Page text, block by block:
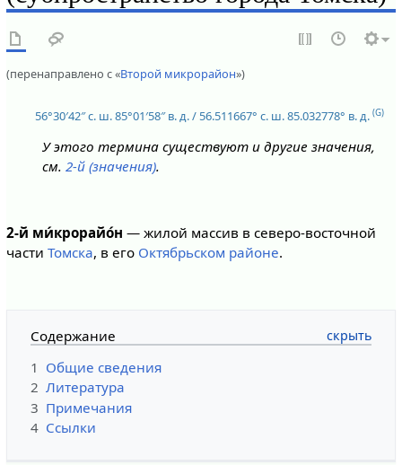
(перенаправлено с «Второй микрорайон»)
56°30′42″ с. ш.85°01′58″ в. д./ 56.511667° с. ш.85.032778° в. д. (G)
У этого термина существуют и другие значения,
см. 2-й (значения).
2-й ми́крорайо́н — жилой массив в северо-восточной
части Томска, в его Октябрьском районе.
Содержание
1 Общие сведения
2 Литература
3 Примечания
4 Ссылки